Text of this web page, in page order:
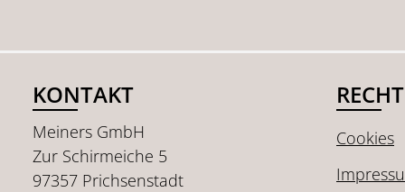
KONTAKT
Meiners GmbH
Zur Schirmeiche 5
97357 Prichsenstadt
RECHT
Cookies